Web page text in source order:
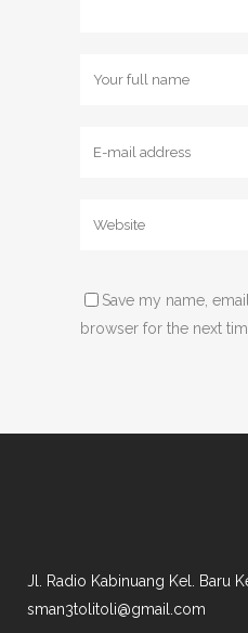
Save my name,
browser for the next
Jl. Radio Kabinuang Kel. Baru
sman3tolitoli@gmail.com